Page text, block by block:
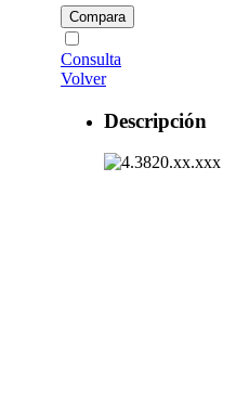
Compara
Consulta
Volver
Descripción